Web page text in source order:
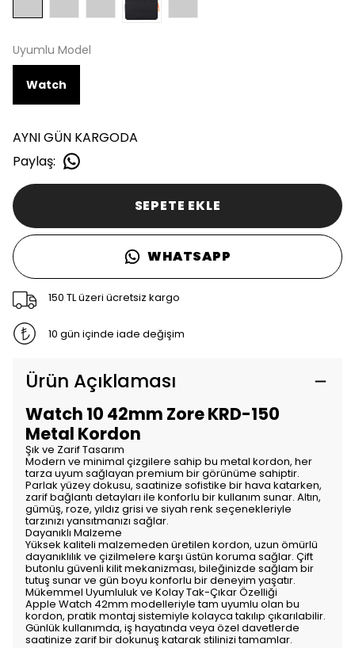
Uyumlu Model
Watch
AYNI GÜN KARGODA
Paylaş:
SEPETE EKLE
WHATSAPP
150 TL üzeri ücretsiz kargo
10 gün içinde iade değişim
Ürün Açıklaması
Watch 10 42mm Zore KRD-150
Metal Kordon
Şık ve Zarif Tasarım
Modern ve minimal çizgilere sahip bu metal kordon, her
tarza uyum sağlayan premium bir görünüme sahiptir.
Parlak yüzey dokusu, saatinize sofistike bir hava katarken,
zarif bağlantı detayları ile konforlu bir kullanım sunar. Altın,
gümüş, roze, yıldız grisi ve siyah renk seçenekleriyle
tarzınızı yansıtmanızı sağlar.
Dayanıklı Malzeme
Yüksek kaliteli malzemeden üretilen kordon, uzun ömürlü
dayanıklılık ve çizilmelere karşı üstün koruma sağlar. Çift
butonlu güvenli kilit mekanizması, bileğinizde sağlam bir
tutuş sunar ve gün boyu konforlu bir deneyim yaşatır.
Mükemmel Uyumluluk ve Kolay Tak-Çıkar Özelliği
Apple Watch 42mm modelleriyle tam uyumlu olan bu
kordon, pratik montaj sistemiyle kolayca takılıp çıkarılabilir.
Günlük kullanımda, iş hayatında veya özel davetlerde
saatinize zarif bir dokunuş katarak stilinizi tamamlar.